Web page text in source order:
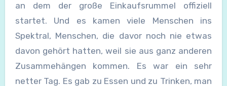
an dem der große Einkaufsrummel offiziell
startet. Und es kamen viele Menschen ins
Spektral, Menschen, die davor noch nie etwas
davon gehört hatten, weil sie aus ganz anderen
Zusammehängen kommen. Es war ein sehr
netter Tag. Es gab zu Essen und zu Trinken, man